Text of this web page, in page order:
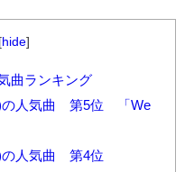
[hide]
曲ランキング
)の人気曲 第5位 「We
)の人気曲 第4位